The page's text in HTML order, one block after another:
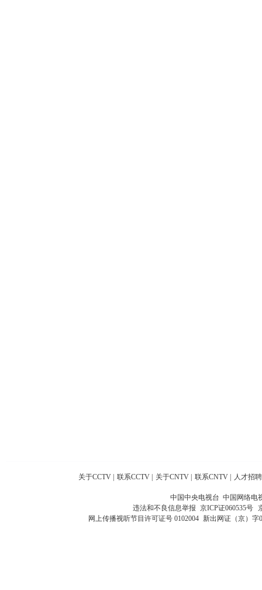
关于CCTV 联系CCTV 关于CNTV 联系CNTV 人才招聘
中国中央电视台 中国网络电
违法和不良信息举报 京ICP证060535号
网上传播视听节目许可证号 0102004 新出网证（京）